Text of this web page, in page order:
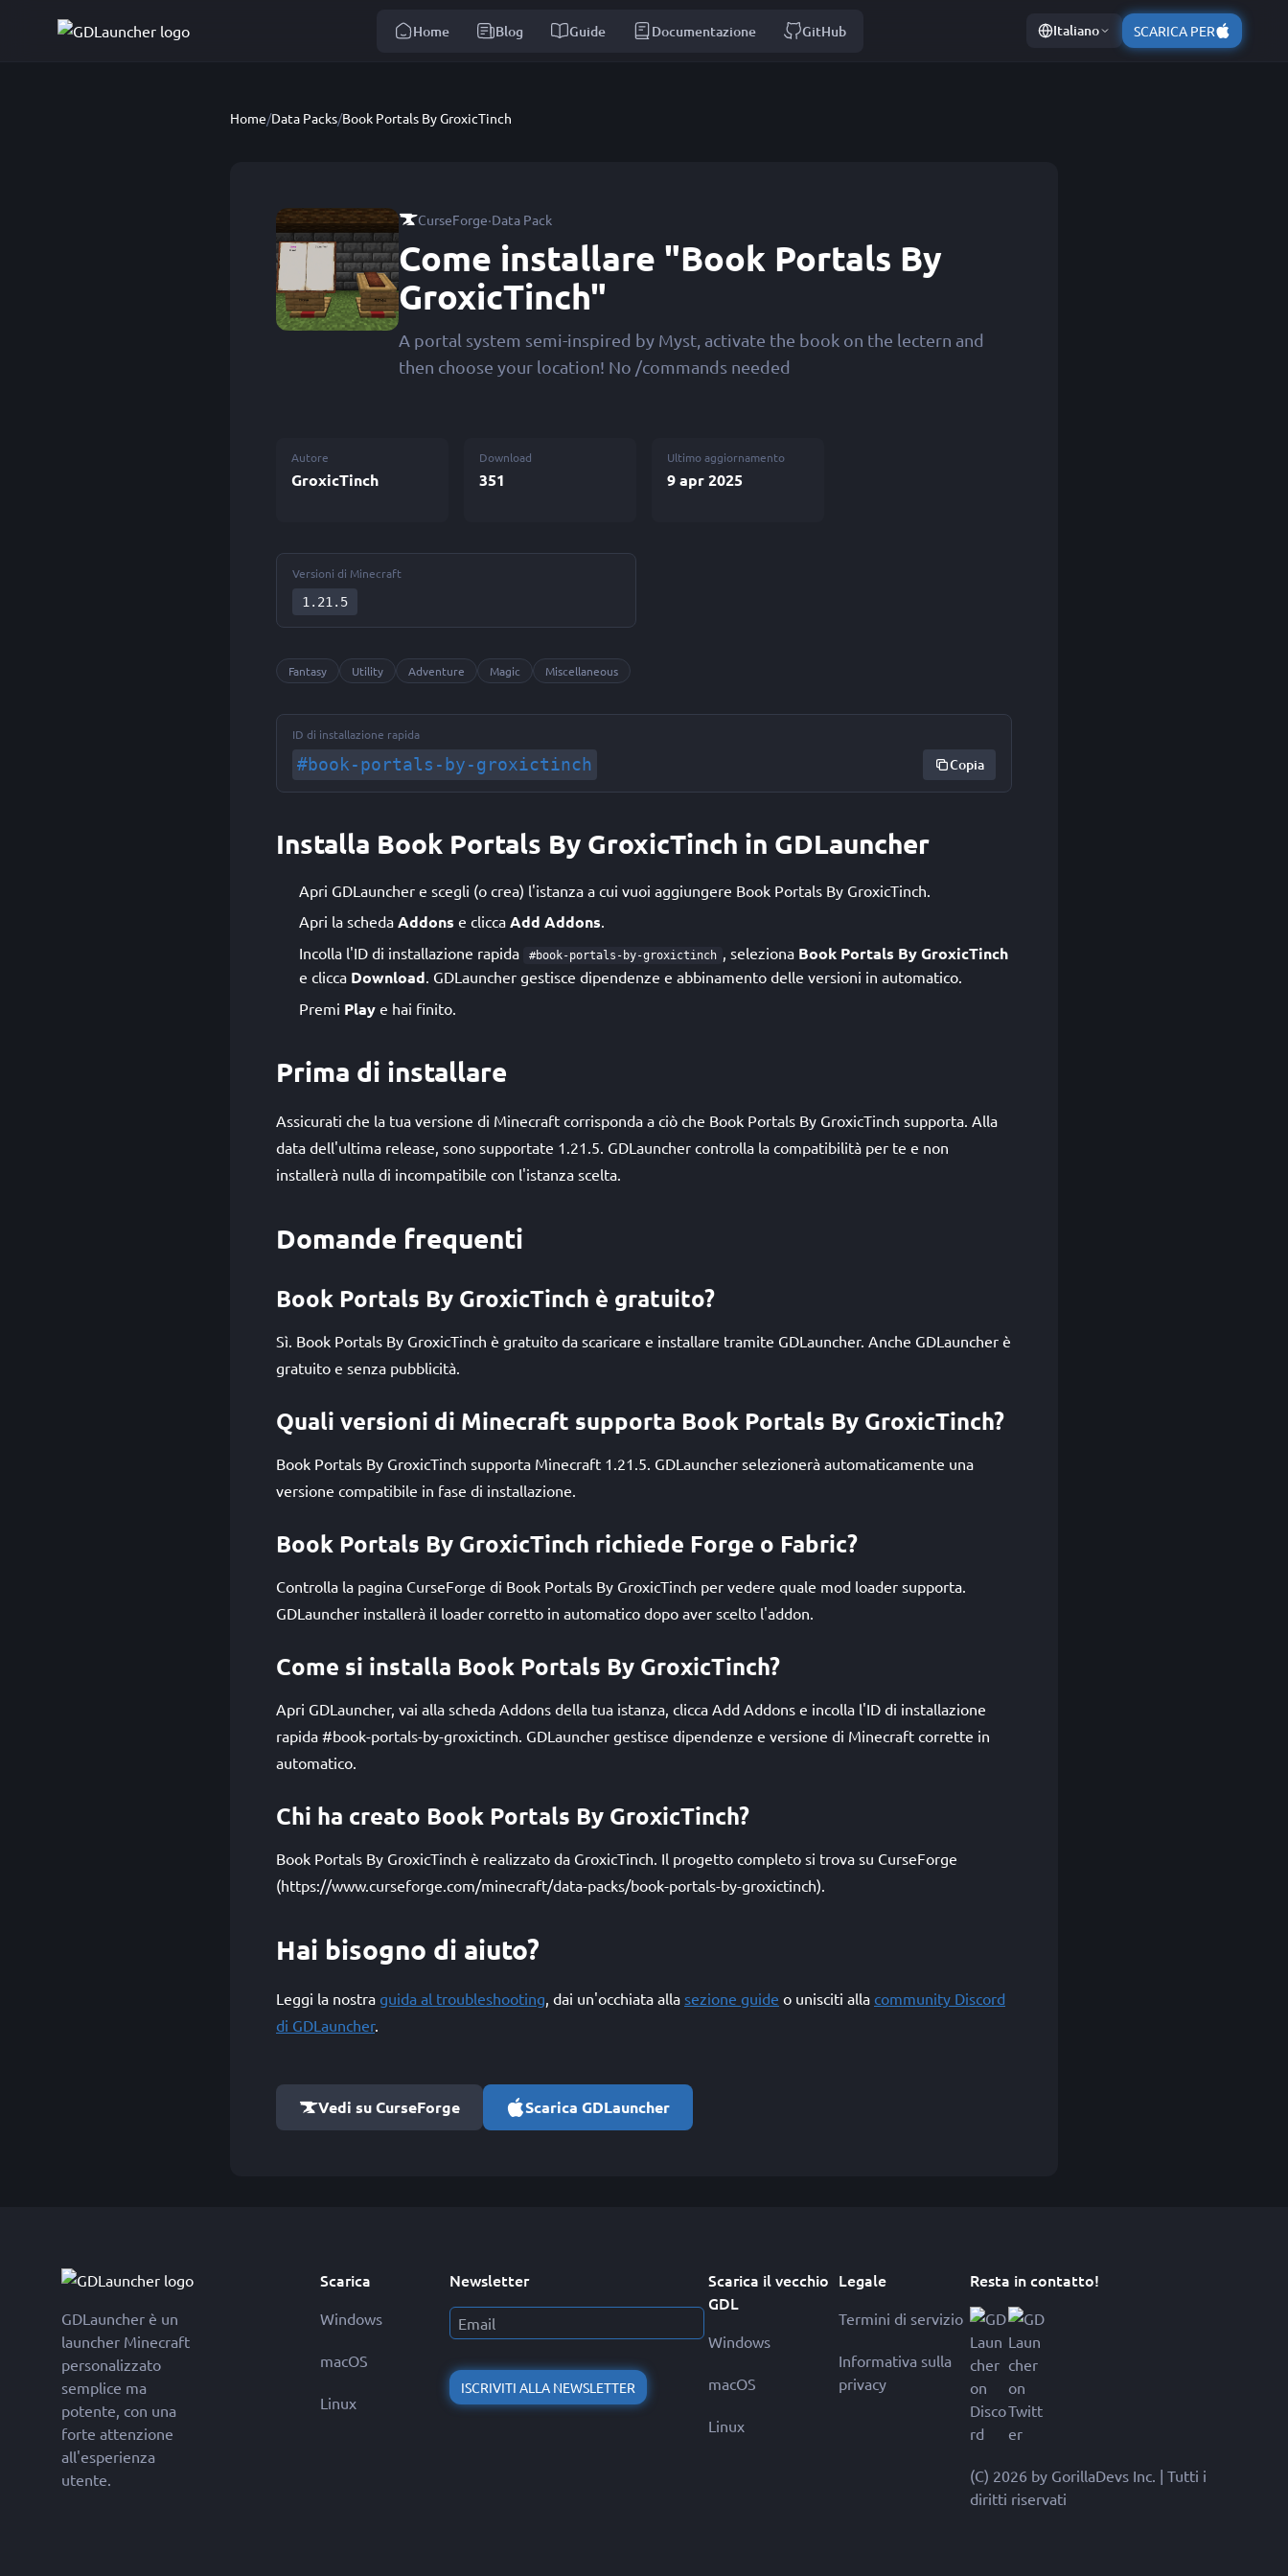
Home Blog Guide Documentazione GitHub Italiano SCARICA PER
Home/Data Packs/Book Portals By GroxicTinch
CurseForge·Data Pack
Come installare "Book Portals By
GroxicTinch"
A portal system semi-inspired by Myst, activate the book on the lectern and
then choose your location! No /commands needed
Autore
GroxicTinch
Download
351
Ultimo aggiornamento
9 apr 2025
Versioni di Minecraft
1.21.5
Fantasy Utility Adventure Magic Miscellaneous
ID di installazione rapida
#book-portals-by-groxictinch Copia
Installa Book Portals By GroxicTinch in GDLauncher
Apri GDLauncher e scegli (o crea) l'istanza a cui vuoi aggiungere Book Portals By GroxicTinch.
Apri la scheda Addons e clicca Add Addons.
Incolla l'ID di installazione rapida
#book-portals-by-groxictinch , seleziona Book Portals By GroxicTinch
e clicca Download. GDLauncher gestisce dipendenze e abbinamento delle versioni in automatico.
Premi Play e hai finito.
Prima di installare
Assicurati che la tua versione di Minecraft corrisponda a ciò che Book Portals By GroxicTinch supporta. Alla
data dell'ultima release, sono supportate 1.21.5. GDLauncher controlla la compatibilità per te e non
installerà nulla di incompatibile con l'istanza scelta.
Domande frequenti
Book Portals By GroxicTinch è gratuito?
Sì. Book Portals By GroxicTinch è gratuito da scaricare e installare tramite GDLauncher. Anche GDLauncher è
gratuito e senza pubblicità.
Quali versioni di Minecraft supporta Book Portals By GroxicTinch?
Book Portals By GroxicTinch supporta Minecraft 1.21.5. GDLauncher selezionerà automaticamente una
versione compatibile in fase di installazione.
Book Portals By GroxicTinch richiede Forge o Fabric?
Controlla la pagina CurseForge di Book Portals By GroxicTinch per vedere quale mod loader supporta.
GDLauncher installerà il loader corretto in automatico dopo aver scelto l'addon.
Come si installa Book Portals By GroxicTinch?
Apri GDLauncher, vai alla scheda Addons della tua istanza, clicca Add Addons e incolla l'ID di installazione
rapida #book-portals-by-groxictinch. GDLauncher gestisce dipendenze e versione di Minecraft corrette in
automatico.
Chi ha creato Book Portals By GroxicTinch?
Book Portals By GroxicTinch è realizzato da GroxicTinch. Il progetto completo si trova su CurseForge
(https://www.curseforge.com/minecraft/data-packs/book-portals-by-groxictinch).
Hai bisogno di aiuto?
Leggi la nostra guida al troubleshooting, dai un'occhiata alla sezione guide o unisciti alla community Discord
di GDLauncher.
Vedi su CurseForge Scarica GDLauncher
GDLauncher è un
launcher Minecraft
personalizzato
semplice ma
potente, con una
forte attenzione
all'esperienza
utente.
Scarica
Windows
macOS
Linux
Newsletter
ISCRIVITI ALLA NEWSLETTER
Scarica il vecchio
GDL
Windows
macOS
Linux
Legale
Termini di servizio
Informativa sulla
privacy
Resta in contatto!
(C) 2026 by GorillaDevs Inc. | Tutti i
diritti riservati